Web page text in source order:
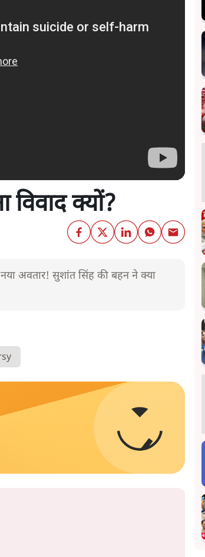
क्यों?
नया अवतार! सुशांत सिंह की बहन ने क्या